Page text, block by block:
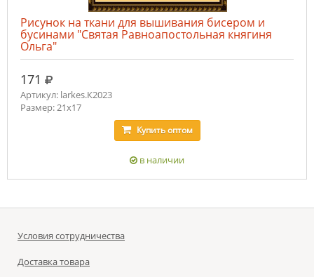
Рисунок на ткани для вышивания бисером и
бусинами "Святая Равноапостольная княгиня
Ольга"
171 руб.
Артикул: larkes.К2023
Размер: 21х17
Купитьоптом
в наличии
Условия сотрудничества
Доставка товара